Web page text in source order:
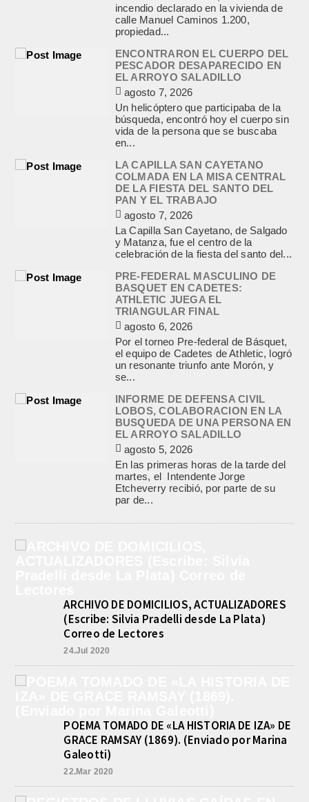
incendio declarado en la vivienda de
calle Manuel Caminos 1.200,
propiedad...
ENCONTRARON EL CUERPO DEL
PESCADOR DESAPARECIDO EN
EL ARROYO SALADILLO
agosto 7, 2026
Un helicóptero que participaba de la
búsqueda, encontró hoy el cuerpo sin
vida de la persona que se buscaba
en...
LA CAPILLA SAN CAYETANO
COLMADA EN LA MISA CENTRAL
DE LA FIESTA DEL SANTO DEL
PAN Y EL TRABAJO
agosto 7, 2026
La Capilla San Cayetano, de Salgado
y Matanza, fue el centro de la
celebración de la fiesta del santo del...
PRE-FEDERAL MASCULINO DE
BASQUET EN CADETES:
ATHLETIC JUEGA EL
TRIANGULAR FINAL
agosto 6, 2026
Por el torneo Pre-federal de Básquet,
el equipo de Cadetes de Athletic, logró
un resonante triunfo ante Morón, y
se...
INFORME DE DEFENSA CIVIL
LOBOS, COLABORACION EN LA
BUSQUEDA DE UNA PERSONA EN
EL ARROYO SALADILLO
agosto 5, 2026
En las primeras horas de la tarde del
martes, el Intendente Jorge
Etcheverry recibió, por parte de su
par de...
ARCHIVO DE DOMICILIOS, ACTUALIZADORES
(Escribe: Silvia Pradelli desde La Plata)
Correo de Lectores
24.Jul 2020
POEMA TOMADO DE «LA HISTORIA DE IZA» DE
GRACE RAMSAY (1869). (Enviado por Marina
Galeotti)
22.Mar 2020